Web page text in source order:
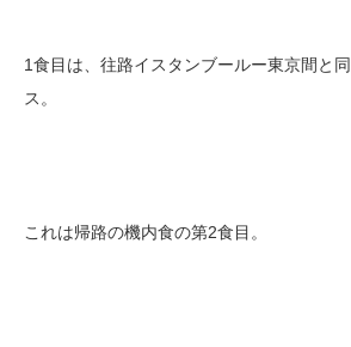
1食目は、往路イスタンブールー東京間と
ス。
これは帰路の機内食の第2食目。